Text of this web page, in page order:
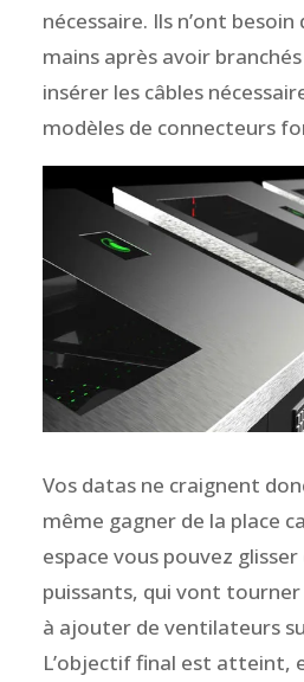
nécessaire. Ils n’ont
mains après avoir
insérer les câbles
modèles de connecteurs
Vos datas ne craignent
même gagner de la place
espace vous pouvez
puissants, qui vont
à ajouter de ventilateurs
L’objectif final est atteint,